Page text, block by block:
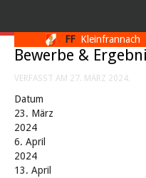
FF
Bewerbe &
VERFASST AM 27. MÄRZ 2024.
Datum
23. März
2024
6. April
2024
13. April